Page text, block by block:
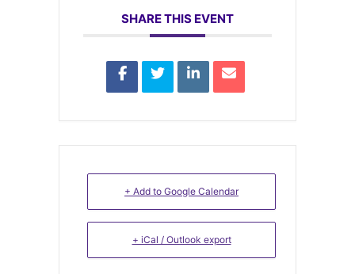
SHARE THIS EVENT
+ Add to Google Calendar
+ iCal / Outlook export